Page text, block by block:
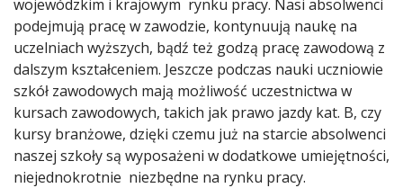
wojewódzkim i krajowym rynku pracy. Nasi absolwenci
podejmują pracę w zawodzie, kontynuują naukę na
uczelniach wyższych, bądź też godzą pracę zawodową z
dalszym kształceniem. Jeszcze podczas nauki uczniowie
szkół zawodowych mają możliwość uczestnictwa w
kursach zawodowych, takich jak prawo jazdy kat. B, czy
kursy branżowe, dzięki czemu już na starcie absolwenci
naszej szkoły są wyposażeni w dodatkowe umiejętności,
niejednokrotnie niezbędne na rynku pracy.